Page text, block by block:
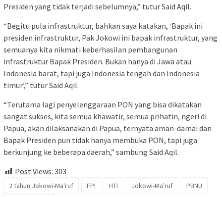
Presiden yang tidak terjadi sebelumnya,” tutur Said Aqil.
“Begitu pula infrastruktur, bahkan saya katakan, ‘Bapak ini
presiden infrastruktur, Pak Jokowi ini bapak infrastruktur, yang
semuanya kita nikmati keberhasilan pembangunan
infrastruktur Bapak Presiden. Bukan hanya di Jawa atau
Indonesia barat, tapi juga Indonesia tengah dan Indonesia
timur’,” tutur Said Aqil.
“Terutama lagi penyelenggaraan PON yang bisa dikatakan
sangat sukses, kita semua khawatir, semua prihatin, ngeri di
Papua, akan dilaksanakan di Papua, ternyata aman-damai dan
Bapak Presiden pun tidak hanya membuka PON, tapi juga
berkunjung ke beberapa daerah,” sambung Said Aqil.
Post Views: 303
2 tahun Jokowi-Ma'ruf FPI HTI Jokowi-Ma'ruf
PBNU